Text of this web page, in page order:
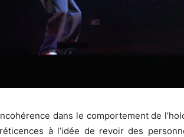
dans le comportement de
à l’idée de revoir des